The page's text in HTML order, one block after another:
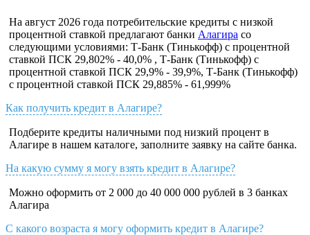
На август 2026 года потребительские кредиты с низкой
процентной ставкой предлагают банки Алагира со
следующими условиями: Т-Банк (Тинькофф) с процентной
ставкой ПСК 29,802% - 40,0% , Т-Банк (Тинькофф) с
процентной ставкой ПСК 29,9% - 39,9%, Т-Банк (Тинькофф)
с процентной ставкой ПСК 29,885% - 61,999%
Как получить кредит в Алагире?
Подберите кредиты наличными под низкий процент в
Алагире в нашем каталоге, заполните заявку на сайте банка.
На какую сумму я могу взять кредит в Алагире?
Можно оформить от 2 000 до 40 000 000 рублей в 3 банках
Алагира
С какого возраста я могу оформить кредит в Алагире?